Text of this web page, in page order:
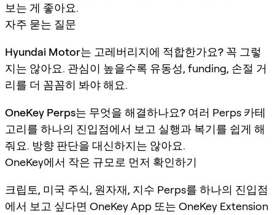
보는 게 좋아요.
자주 묻는 질문
Hyundai Motor는 고레버리지에 적합한가요? 꼭 그렇
지는 않아요. 관심이 높을수록 유동성, funding, 손절 거
리를 더 꼼꼼히 봐야 해요.
OneKey Perps는 무엇을 해결하나요? 여러 Perps 카테
고리를 하나의 진입점에서 보고 실행과 복기를 쉽게 해
줘요. 방향 판단을 대신하지는 않아요.
OneKey에서 작은 규모로 먼저 확인하기
크립토, 미국 주식, 원자재, 지수 Perps를 하나의 진입점
에서 보고 싶다면 OneKey App 또는 OneKey Extension